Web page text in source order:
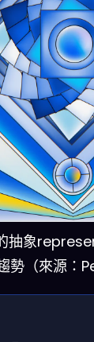
抽象
勢（來源：